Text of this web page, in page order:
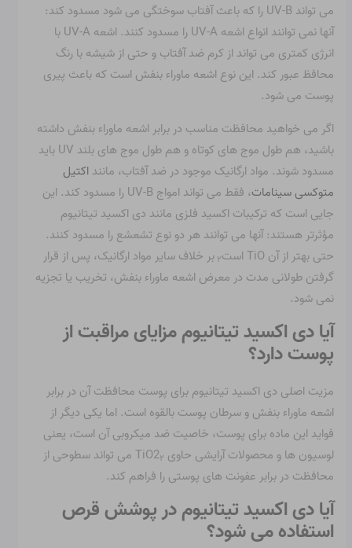
می تواند UV-B را که باعث آفتاب سوختگی می شود مسدود کند:
آنها نمی توانند انواع اشعه UV-A را مسدود کنند. اشعه UV-A با
انرژی کمتری می تواند از کرم ضد آفتاب و حتی از شیشه با رنگ
محافظ عبور کند. این نوع اشعه ماوراء بنفش است که باعث پیری
پوست می شود.
اگر می خواهید محافظت مناسب در برابر اشعه ماوراء بنفش داشته
باشید، هم طول موج های کوتاه و هم طول موج های بلند UV باید
مسدود شوند. مواد ارگانیک موجود در ضد آفتاب، ماننداکتیل
متوکسی سینامات
، فقط می تواند امواج UV-B را مسدود کند. این
جایی است که ترکیبات اکسید فلزی مانند دی اکسید تیتانیوم
مؤثرتر هستند: آنها می توانند هر دو نوع تشعشع را مسدود کنند.
حتی بهتر از آن TiO است
۲ بر خلاف سایر مواد ارگانیک، پس از قرار
گرفتن طولانی مدت در معرض اشعه ماوراء بنفش، تخریب یا تجزیه
نمی شود.
آیا دی اکسید تیتانیوم مزایای مراقبت از
پوست دارد؟
مزیت اصلی دی اکسید تیتانیوم برای پوست محافظت آن در برابر
اشعه ماوراء بنفش و سرطان پوست بالقوه است. اما یکی دیگر از
فواید این ماده برای پوست، خاصیت ضد میکروبی آن است، یعنی
لوسیون ها و محصولات آرایشی حاوی TiO2 ۲
می تواند سطوحی از
محافظت در برابر عفونت های پوستی را فراهم کند.
آیا دی اکسید تیتانیوم در پوشش قرص
استفاده می شود؟